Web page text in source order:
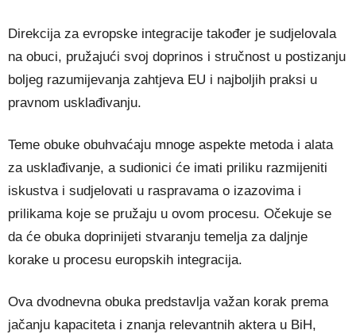
Direkcija za evropske integracije također je sudjelovala
na obuci, pružajući svoj doprinos i stručnost u postizanju
boljeg razumijevanja zahtjeva EU i najboljih praksi u
pravnom usklađivanju.
Teme obuke obuhvaćaju mnoge aspekte metoda i alata
za usklađivanje, a sudionici će imati priliku razmijeniti
iskustva i sudjelovati u raspravama o izazovima i
prilikama koje se pružaju u ovom procesu. Očekuje se
da će obuka doprinijeti stvaranju temelja za daljnje
korake u procesu europskih integracija.
Ova dvodnevna obuka predstavlja važan korak prema
jačanju kapaciteta i znanja relevantnih aktera u BiH,